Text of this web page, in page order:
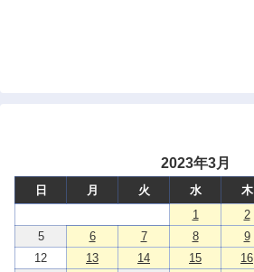
2023年3月
日 月 火 水 木
1
2
5
6 7 8 9
12
13 14 15 16